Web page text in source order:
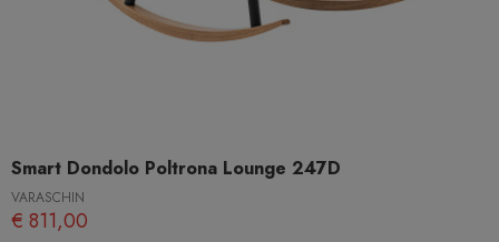
Smart Dondolo Poltrona Lounge 247D
VARASCHIN
€ 811,00